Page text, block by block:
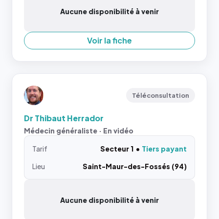
Aucune disponibilité à venir
Voir la fiche
Téléconsultation
Dr Thibaut Herrador
Médecin généraliste · En vidéo
Tarif Secteur 1
Tiers payant
Lieu
Saint-Maur-des-Fossés (94)
Aucune disponibilité à venir